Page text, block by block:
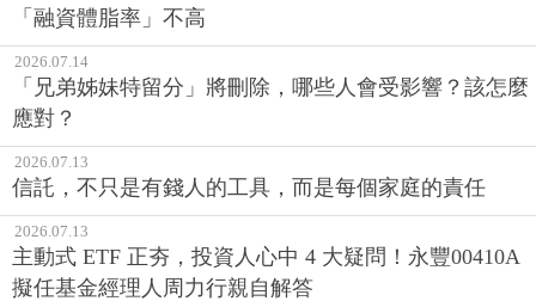
「融資體脂率」不高
2026.07.14
「兄弟姊妹特留分」將刪除，哪些人會受影響？該怎麼
應對？
2026.07.13
信託，不只是有錢人的工具，而是每個家庭的責任
2026.07.13
主動式 ETF 正夯，投資人心中 4 大疑問！永豐00410A
擬任基金經理人周力行親自解答